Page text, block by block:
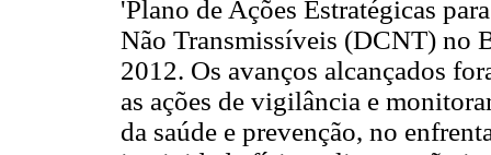
'Plano de Ações Estratégicas
Não Transmissíveis (DCNT) no
2012. Os avanços alcançados
as ações de vigilância e
da saúde e prevenção, no